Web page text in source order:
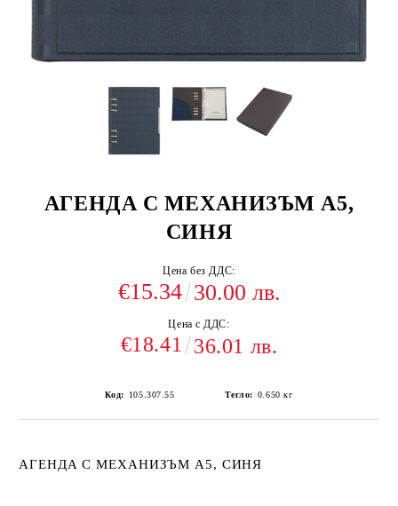
АГЕНДА С МЕХАНИЗЪМ А5,
СИНЯ
Цена без ДДС:
€15.34 30.00 лв.
Цена с ДДС:
€18.41 36.01 лв.
Код: 105.307.55 Тегло: 0.650 кг
АГЕНДА С МЕХАНИЗЪМ А5, СИНЯ